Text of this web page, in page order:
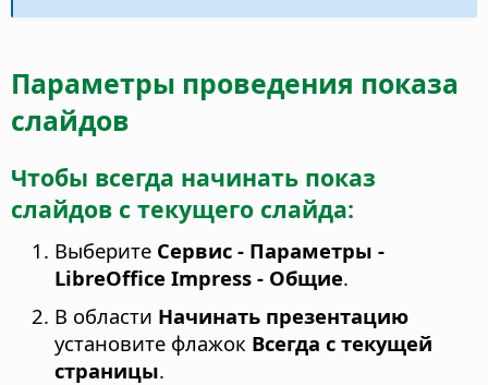
Параметры проведения показа
слайдов
Чтобы всегда начинать показ
слайдов с текущего слайда:
Выберите Сервис - Параметры -
LibreOffice Impress - Общие.
В области Начинать презентацию
установите флажок Всегда с текущей
страницы.